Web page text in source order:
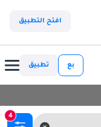
افتح التطبيق
بع تطبيق
4